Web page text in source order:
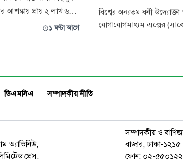
আশঙ্কায় প্রায় ২ লাখ ৬০
স্থানে সরে যাওয়ার১ ঘণ্টা আগে
বিশ্বের অন্যতম ধনী
যোগাযোগমাধ্যম এক্সের
ইলন মাস্ককে ঘিরে নতুন করে
রাজনৈতিক মত প্রকাশেই
বর্ণগত বিভাজন,
ডিএমসিএ সম্পাদকীয় নীতি
অ্যাভিনিউ,
প্রেস,
সম্পাদকীয় ও
বাজার, ঢাকা-১২১৫।
ফোন: ০২-